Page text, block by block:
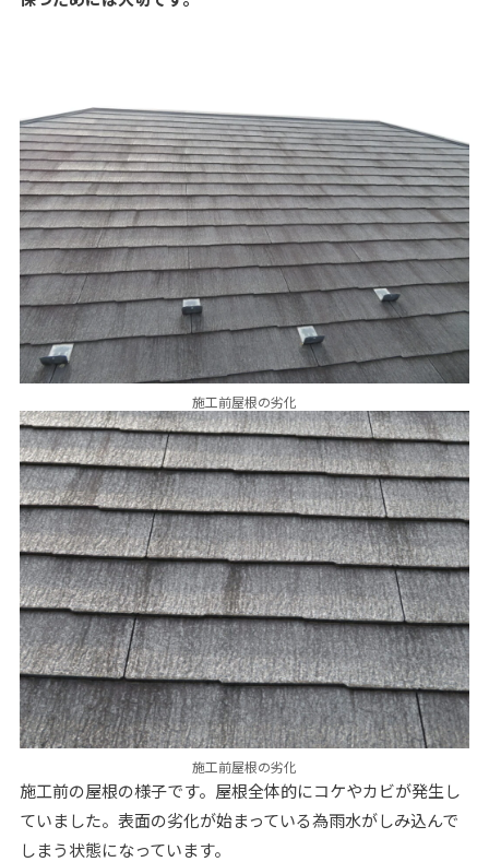
施工前屋根の劣化
施工前屋根の劣化
施工前の屋根の様子です。屋根全体的にコケやカビが発生し
ていました。表面の劣化が始まっている為雨水がしみ込んで
しまう状態になっています。